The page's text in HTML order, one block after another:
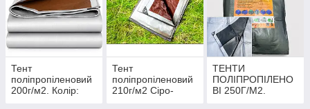
Тент
поліпропіленовий
200г/м2. Колір:
Тент
поліпропіленовий
210г/м2 Сіро-
ТЕНТИ
ПОЛІПРОПІЛЕНО
ВІ 250Г/М2.